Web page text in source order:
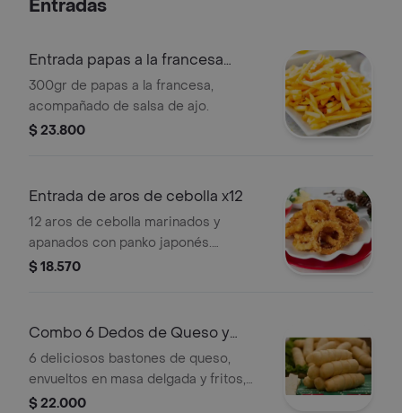
Entradas
Entrada papas a la francesa
300gr
300gr de papas a la francesa,
acompañado de salsa de ajo.
$ 23.800
Entrada de aros de cebolla x12
12 aros de cebolla marinados y
apanados con panko japonés.
acompañado de salsa chipotle de la
$ 18.570
Combo 6 Dedos de Queso y
Bebida
6 deliciosos bastones de queso,
envueltos en masa delgada y fritos,
acompañados de salsa de ajo de la
$ 22.000